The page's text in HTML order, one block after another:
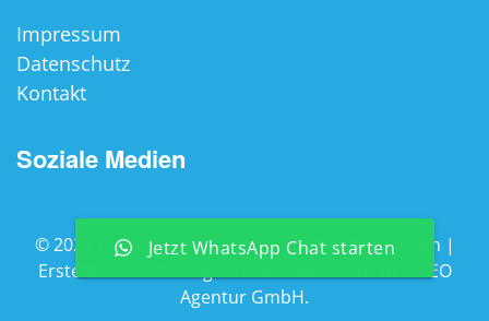
Impressum
Datenschutz
Kontakt
Soziale Medien
©2026
Umzugsunternehmen Stoiber Rosenheim |
Erstellt von
Local SEO
Agentur GmbH.
Jetzt WhatsApp Chat starten